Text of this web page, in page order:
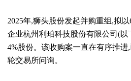
2025年,狮头股份发起并购重组,拟
企业杭州利珀科技股份有限公司(以
4%股份。该收购案一直在有序推进
轮交易所问询。